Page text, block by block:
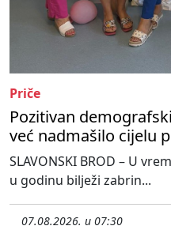
Priče
Pozitivan
već nadmašilo cijelu
SLAVONSKI BROD – U
u godinu bilježi zabrin...
07.08.2026. u 07:30